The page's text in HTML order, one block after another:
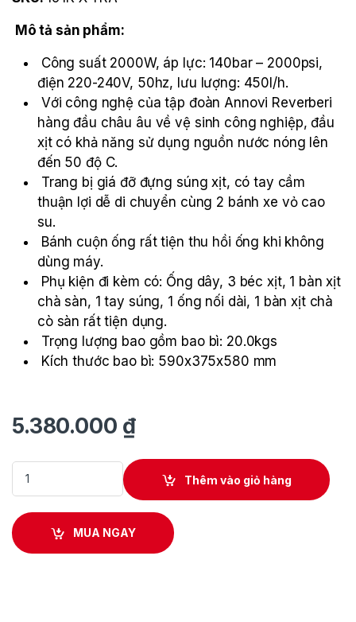
Mô tả sản phẩm:
Công suất 2000W, áp lực: 140bar – 2000psi,
điện 220-240V, 50hz, lưu lượng: 450l/h.
Với công nghệ của tập đoàn Annovi Reverberi
hàng đầu châu âu về vệ sinh công nghiệp, đầu
xịt có khả năng sử dụng nguồn nước nóng lên
đến 50 độ C.
Trang bị giá đỡ đựng súng xịt, có tay cầm
thuận lợi dễ di chuyển cùng 2 bánh xe vỏ cao
su.
Bánh cuộn ống rất tiện thu hồi ống khi không
dùng máy.
Phụ kiện đi kèm có: Ống dây, 3 béc xịt, 1 bàn xịt
chà sàn, 1 tay súng, 1 ống nối dài, 1 bàn xịt chà
cò sàn rất tiện dụng.
Trọng lượng bao gồm bao bì: 20.0kgs
Kích thước bao bì: 590x375x580 mm
5.380.000 ₫
Máy xịt rửa áp lực cao 2000W Annovi Reverberi 191K X-TRA
Thêm vào giỏ hàng
MUA NGAY